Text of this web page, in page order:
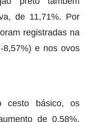
de 11,71%. Por
registradas na
8,57%) e nos ovos
cesto básico, os
de 0,58%,